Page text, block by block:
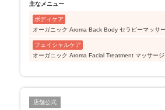
主なメニュー
ボディケア
オーガニック Aroma Back Body セラピーマッサ
フェイシャルケア
オーガニック Aroma Facial Treatment マッサージ
店舗公式